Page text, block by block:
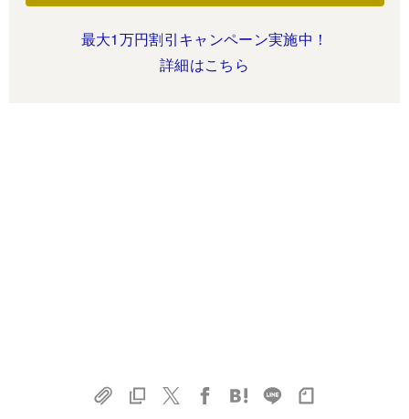
最大1万円割引キャンペーン実施中！
詳細はこちら